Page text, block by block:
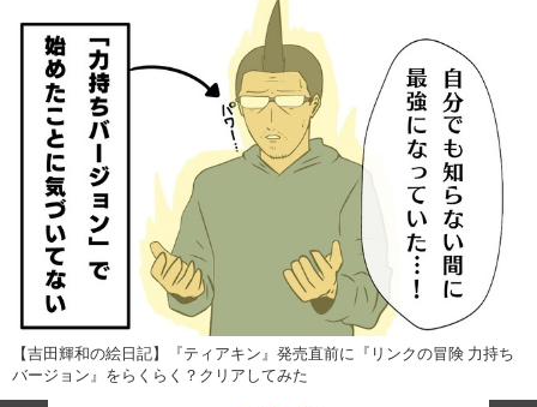
【吉田輝和の絵日記】『ティアキン』発売直前に『リンクの冒険 力持ち
バージョン』をらくらく？クリアしてみた